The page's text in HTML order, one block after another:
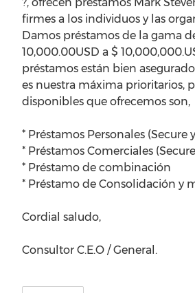
firmes a los individuos y las
Damos préstamos de la gama
10,000.00USD a $
préstamos están bien
es nuestra máxima prioritarios,
disponibles que ofrecemos son,
* Préstamos Personales (Secure
* Préstamos Comerciales
* Préstamo de combinación
* Préstamo de Consolidación y
Cordial saludo,
Consultor C.E.O / General.